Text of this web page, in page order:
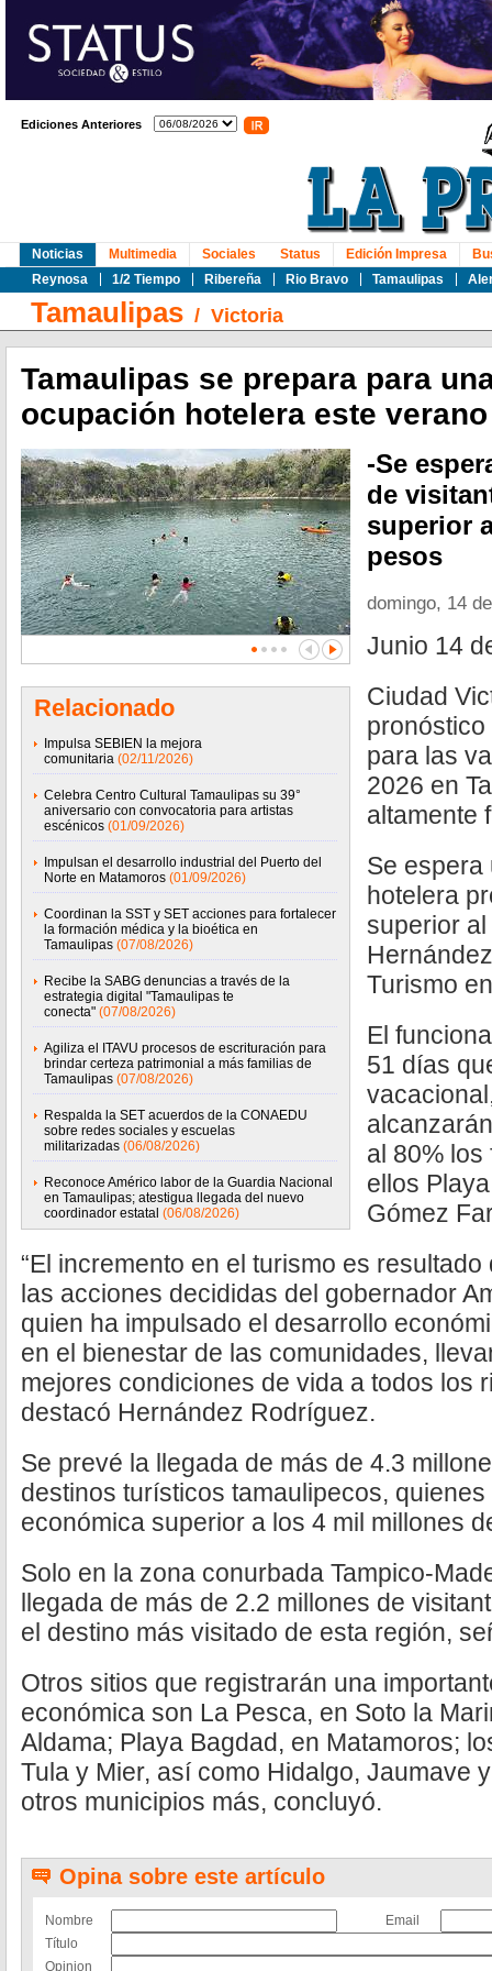
Ediciones Anteriores
Noticias
Reynosa
1/2 Tiempo Ribereña Rio Bravo Tamaulipas
Multimedia Sociales Status Edición Impresa
Tamaulipas / Victoria
Tamaulipas se prepara para
ocupación hotelera este verano
Relacionado
Impulsa SEBIEN la mejora
comunitaria (02/11/2026)
Celebra Centro Cultural Tamaulipas su 39°
aniversario con convocatoria para artistas
escénicos (01/09/2026)
Impulsan el desarrollo industrial del Puerto del
Norte en Matamoros (01/09/2026)
Coordinan la SST y SET acciones para fortalecer
la formación médica y la bioética en
Tamaulipas (07/08/2026)
Recibe la SABG denuncias a través de la
estrategia digital "Tamaulipas te
conecta" (07/08/2026)
Agiliza el ITAVU procesos de escrituración para
brindar certeza patrimonial a más familias de
Tamaulipas (07/08/2026)
Respalda la SET acuerdos de la CONAEDU
sobre redes sociales y escuelas
militarizadas (06/08/2026)
Reconoce Américo labor de la Guardia Nacional
en Tamaulipas; atestigua llegada del nuevo
coordinador estatal (06/08/2026)
-Se
de
superior
pesos
domingo, 14
Junio 14
Ciudad
para las
2026 en
altamente
Se espera
hotelera
superior
Turismo
El
51 días
al 80% los
ellos
Gómez
“El incremento en el turismo es
las acciones decididas del gobernador
quien ha impulsado el desarrollo
en el bienestar de las comunidades,
mejores condiciones de vida a todos los
destacó Hernández Rodríguez.
Se prevé la llegada de más de 4.3
destinos turísticos tamaulipecos,
económica superior a los 4 mil millones
Solo en la zona conurbada Tampico-
llegada de más de 2.2 millones de
el destino más visitado de esta región,
Otros sitios que registrarán una
económica son La Pesca, en Soto la
Aldama; Playa Bagdad, en Matamoros;
Tula y Mier, así como Hidalgo, Jaumave
otros municipios más, concluyó.
Opina sobre este artículo
Nombre
Email
Título
Opinion